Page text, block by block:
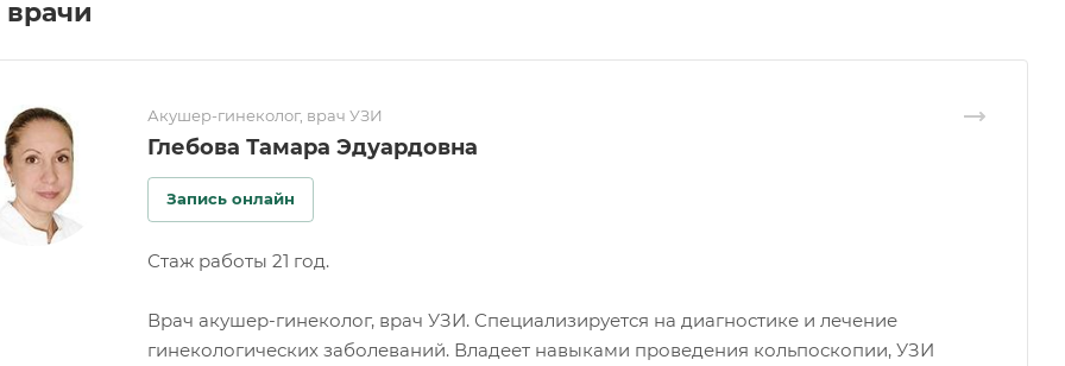
Акушер-гинеколог, врач УЗИ
Глебова Тамара Эдуардовна
Запись онлайн
Стаж работы 21 год.
Врач акушер-гинеколог, врач УЗИ. Специализируется на диагностике и лечение
гинекологических заболеваний. Владеет навыками проведения кольпоскопии, УЗИ